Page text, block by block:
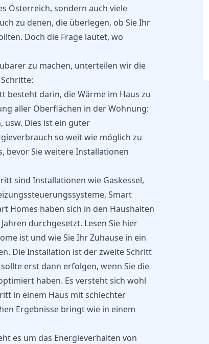
Österreich, sondern auch viele
zu denen, die überlegen, ob Sie Ihr
Doch die Frage lautet, wo
zu machen, unterteilen wir die
besteht darin, die Wärme im Haus zu
aller Oberflächen in der Wohnung:
usw. Dies ist ein guter
so weit wie möglich zu
bevor Sie weitere Installationen
sind Installationen wie Gaskessel,
Smart
Homes haben sich in den Haushalten
durchgesetzt. Lesen Sie hier
ist und wie Sie Ihr Zuhause in ein
Die Installation ist der zweite Schritt
erst dann erfolgen, wenn Sie die
haben. Es versteht sich wohl
in einem Haus mit schlechter
Ergebnisse bringt wie in einem
es um das Energieverhalten von